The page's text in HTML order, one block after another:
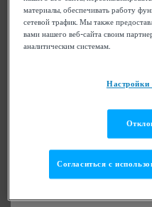
материалы, обеспечивать работу
сетевой трафик. Мы также
вами нашего веб-сайта своим
аналитическим системам.
Согласиться с